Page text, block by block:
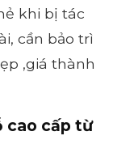
khi bị tác
cần bảo trì
,giá thành
cao cấp từ